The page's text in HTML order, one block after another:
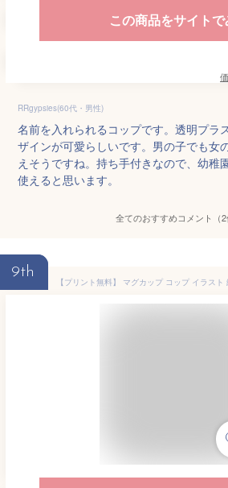
この商品をサイトで
RRgypsies(60代・男性)
名前を入れられるコップです。透明プラ
ザインが可愛らしいです。男の子でも女
えそうですね。持ち手付きなので、幼稚
使えると思います。
全てのおすすめコメント（2
9th